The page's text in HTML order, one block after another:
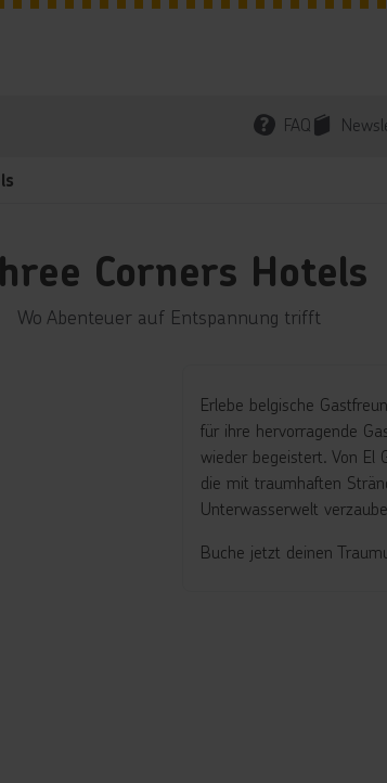
FAQ
Corners Hotels
Wo Abenteuer auf Entspannung trifft
Erlebe belgische
für ihre hervorragende
wieder begeistert. Von El
die mit traumhaften
Unterwasserwelt
Buche jetzt deinen